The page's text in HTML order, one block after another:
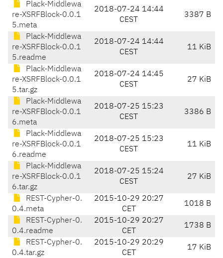
Plack-Middlewa
re-XSRFBlock-0.0.1
5.meta
2018-07-24 14:44
CEST
3387 B
Plack-Middlewa
re-XSRFBlock-0.0.1
5.readme
2018-07-24 14:44
CEST
11 KiB
Plack-Middlewa
re-XSRFBlock-0.0.1
5.tar.gz
2018-07-24 14:45
CEST
27 KiB
Plack-Middlewa
re-XSRFBlock-0.0.1
6.meta
2018-07-25 15:23
CEST
3386 B
Plack-Middlewa
re-XSRFBlock-0.0.1
6.readme
2018-07-25 15:23
CEST
11 KiB
Plack-Middlewa
re-XSRFBlock-0.0.1
6.tar.gz
2018-07-25 15:24
CEST
27 KiB
REST-Cypher-0.
0.4.meta
2015-10-29 20:27
CET
1018 B
REST-Cypher-0.
0.4.readme
2015-10-29 20:27
CET
1738 B
REST-Cypher-0.
0.4.tar.gz
2015-10-29 20:29
CET
17 KiB